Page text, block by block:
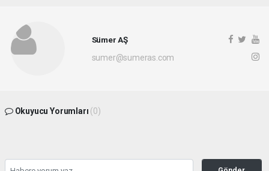
Sümer AŞ
sumer@sumeras.com
Okuyucu Yorumları (0)